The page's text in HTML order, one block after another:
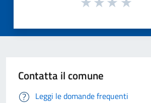
Contatta il comune
Leggi le domande frequenti